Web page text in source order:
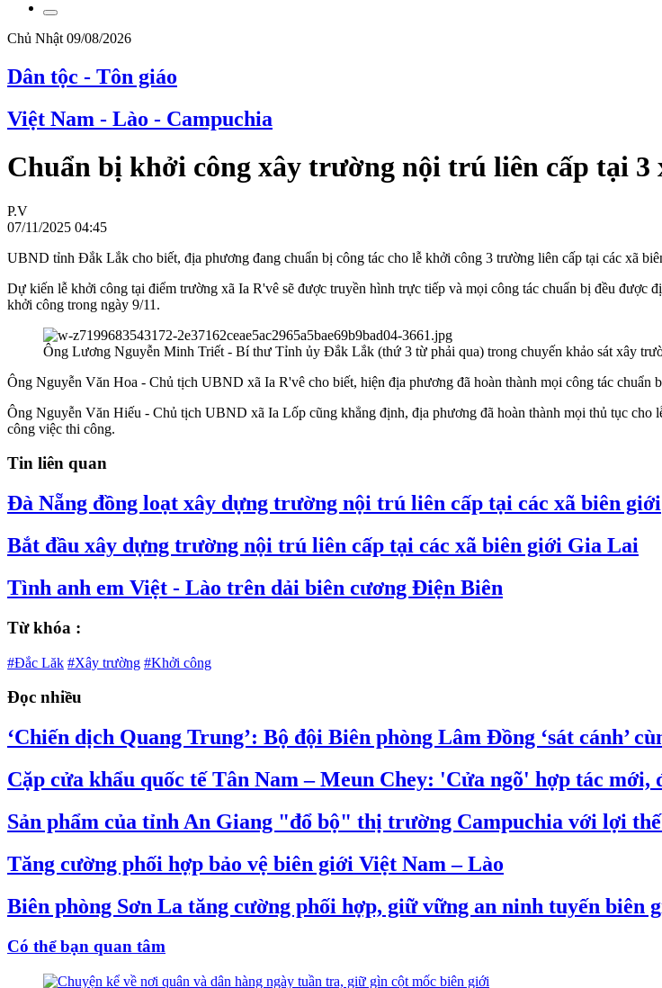
Chủ Nhật 09/08/2026
Dân tộc - Tôn giáo
Việt Nam - Lào - Campuchia
Chuẩn bị khởi công xây trường nội trú liên cấp tại
P.V
07/11/2025 04:45
UBND tỉnh Đắk Lắk cho biết, địa phương đang chuẩn bị công tác cho lễ khởi công 3 trường liên cấp tại các xã
Dự kiến lễ khởi công tại điểm trường xã Ia R'vê sẽ được truyền hình trực tiếp và mọi công tác chuẩn bị đều
khởi công trong ngày 9/11.
Ông Lương Nguyễn Minh Triết - Bí thư Tỉnh ủy Đắk Lắk (thứ 3 từ phải qua) trong chuyến khảo sát xây
Ông Nguyễn Văn Hoa - Chủ tịch UBND xã Ia R'vê cho biết, hiện địa phương đã hoàn thành mọi công tác chuẩn
Ông Nguyễn Văn Hiếu - Chủ tịch UBND xã Ia Lốp cũng khẳng định, địa phương đã hoàn thành mọi thủ tục cho
công việc thi công.
Tin liên quan
Đà Nẵng đồng loạt xây dựng trường nội trú liên cấp tại các xã biên giới
Bắt đầu xây dựng trường nội trú liên cấp tại các xã biên giới Gia Lai
Tình anh em Việt - Lào trên dải biên cương Điện Biên
Từ khóa :
#Đắc Lăk #Xây trường #Khởi công
Đọc nhiều
‘Chiến dịch Quang Trung’: Bộ đội Biên phòng Lâm Đồng ‘sát cánh’
Cặp cửa khẩu quốc tế Tân Nam – Meun Chey: 'Cửa ngõ' hợp tác
Sản phẩm của tỉnh An Giang "đổ bộ" thị trường Campuchia với lợi
Tăng cường phối hợp bảo vệ biên giới Việt Nam – Lào
Biên phòng Sơn La tăng cường phối hợp, giữ vững an ninh tuyến biên
Có thể bạn quan tâm